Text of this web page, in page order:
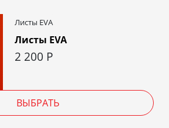
Листы EVA
Листы EVA
2 200 Р
ВЫБРАТЬ